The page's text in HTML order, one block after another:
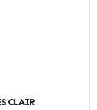
CLAIR